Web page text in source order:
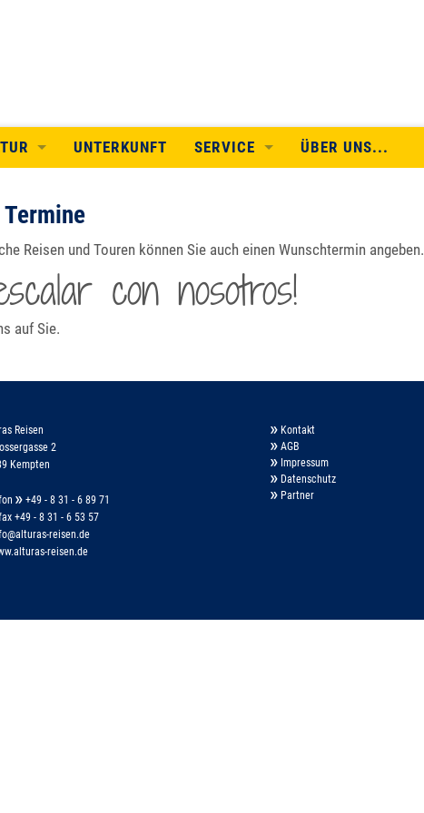
UNTERKUNFT SERVICE
REISEINFOS
LEISTUNGEN
DATENSCHUTZ
ÜBER UNS...
Reisen und Touren können Sie auch einen Wunschtermin angeben.
con nosotros!
auf Sie.
Reisen
2
Kempten
+49 - 8 31 - 6 89 71
+49 - 8 31 - 6 53 57
reisen.de
reisen.de
Kontakt
AGB
Impressum
Datenschutz
Partner